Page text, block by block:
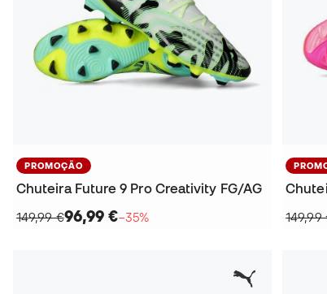
PROMOÇÃO
Chuteira Future 9 Pro Creativity FG/AG
149,99 €96,99 €−35%
149,99